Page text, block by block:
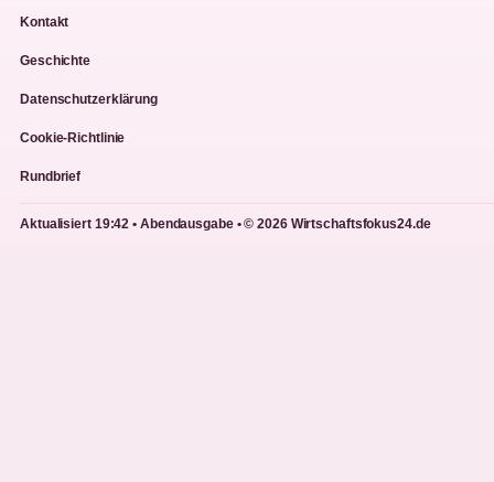
Kontakt
Geschichte
Datenschutzerklärung
Cookie-Richtlinie
Rundbrief
Aktualisiert 19:42 • Abendausgabe • © 2026 Wirtschaftsfokus24.de